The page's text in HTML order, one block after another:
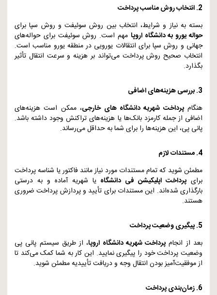
2. انتخاب روش مناسب پرداخت
بسته به نیاز و شرایط، انتخاب بین روش سوئیفت و روش سپا برای
حواله یورو به دانشگاه اروپا مهم است. روش سوئیفت برای حواله‌های
جهانی و روش سپا برای انتقالات یورویی در منطقه یورو مناسب است.
انتخاب صحیح روش پرداخت می‌تواند بر هزینه و سرعت انتقال تأثیر
بگذارد.
3. بررسی هزینه‌های اضافی
هنگامپرداخت شهریه دانشگاه‌ های خارجی، ممکن است هزینه‌های
اضافی از جمله کارمزد بانک‌ها یا هزینه‌های تراکنش وجود داشته باشد.
پانی پی، این هزینه‌ها را برای شما به حداقل می‌رساند.
4. مستندات لازم
مطمئن شوید که تمام مستندات مورد نیاز مانند فاکتور یا شناسه پرداخت
برای پرداخت اپلیکیشن فی دانشگاه یا شهریه آماده و به درستی
بارگذاری شده‌اند. این مستندات برای تأیید و پردازش پرداخت ضروری
هستند.
5. پیگیری وضعیت پرداخت
بعد از انجام پرداخت شهریه دانشگاه اروپا، از طریق سیستم پانی پی
وضعیت پرداخت خود را پیگیری نمایید. این کار به شما کمک می‌کند تا
از موفقیت‌آمیز بودن انتقال وجه و دریافت تأییدیه مطمئن شوید.
6. زمان‌بندی پرداخت